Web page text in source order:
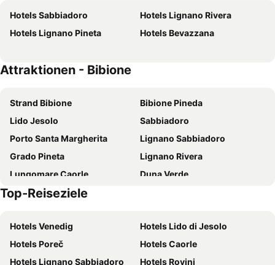
Olimpia Hotel & Aparthotel
Hotel Ambassador
Hotel Smeraldo
Hotel Jasminum
Hotel Danieli
Hotel Ambassador
Hotel President
Hotel Katja
AQA Palace
Life Hotel
Hotel Villa del Mar
Hotel Miramare
Hotel Florida
Hotel Firenze
Hotel Bianchi
Hotel Karinzia
Hotel Parigi
Bellini Relais
International Beach
Hotel Colorado
Hotels Sabbiadoro
Hotels Lignano Rivera
Hotels Lignano Pineta
Hotels Bevazzana
Attraktionen - Bibione
Strand Bibione
Bibione Pineda
Lido Jesolo
Sabbiadoro
Porto Santa Margherita
Lignano Sabbiadoro
Grado Pineta
Lignano Rivera
Lungomare Caorle
Duna Verde
Cavallino Treporti Lido
Metropol Portorož
Lignano Riviera Beach
Cavallino Beach
Spiaggia di Ponente
Portorose beach
Stazione Ferroviaria di Udine
Top-Reiseziele
Hotels Venedig
Hotels Lido di Jesolo
Hotels Poreč
Hotels Caorle
Hotels Lignano Sabbiadoro
Hotels Rovinj